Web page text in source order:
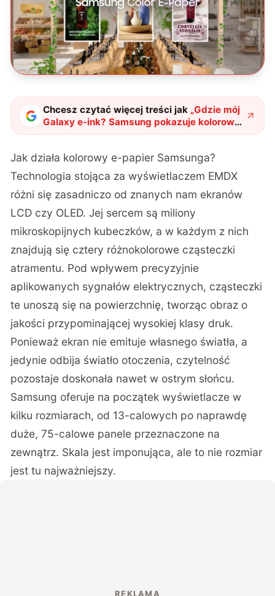
Chcesz czytać więcej treści jak „Gdzie mój
Galaxy e-ink? Samsung pokazuje kolorowy
e-papier, a fani szaleją"?
Jak działa kolorowy e-papier Samsunga?
Technologia stojąca za wyświetlaczem EMDX
różni się zasadniczo od znanych nam ekranów
LCD czy OLED. Jej sercem są miliony
mikroskopijnych kubeczków, a w każdym z nich
znajdują się cztery różnokolorowe cząsteczki
atramentu. Pod wpływem precyzyjnie
aplikowanych sygnałów elektrycznych, cząsteczki
te unoszą się na powierzchnię, tworząc obraz o
jakości przypominającej wysokiej klasy druk.
Ponieważ ekran nie emituje własnego światła, a
jedynie odbija światło otoczenia, czytelność
pozostaje doskonała nawet w ostrym słońcu.
Samsung oferuje na początek wyświetlacze w
kilku rozmiarach, od 13-calowych po naprawdę
duże,75-calowe panele przeznaczone na
zewnątrz. Skala jest imponująca, ale to nie rozmiar
jest tu najważniejszy.